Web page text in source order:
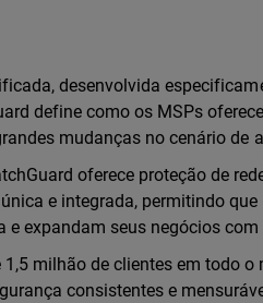
desenvolvida
define como os MSPs
mudanças no cenário de
oferece proteção de
e integrada, permitindo que
expandam seus negócios
milhão de clientes em todo o
consistentes e